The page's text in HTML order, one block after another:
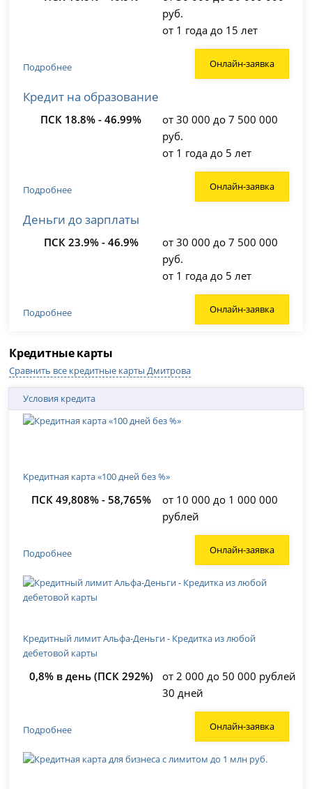
руб.
от 1 года до 15 лет
Подробнее Онлайн-заявка
Кредит на образование
ПСК 18.8% - 46.99%
от 30 000 до 7 500 000
руб.
от 1 года до 5 лет
Подробнее Онлайн-заявка
Деньги до зарплаты
ПСК 23.9% - 46.9%
от 30 000 до 7 500 000
руб.
от 1 года до 5 лет
Подробнее Онлайн-заявка
Кредитные карты
Сравнить все кредитные карты Дмитрова
Условия кредита
Кредитная карта «100 дней без %»
ПСК 49,808% - 58,765%
от 10 000 до 1 000 000
рублей
Подробнее Онлайн-заявка
Кредитный лимит Альфа-Деньги - Кредитка из любой
дебетовой карты
0,8% в день (ПСК 292%)
от 2 000 до 50 000 рублей
30 дней
Подробнее Онлайн-заявка